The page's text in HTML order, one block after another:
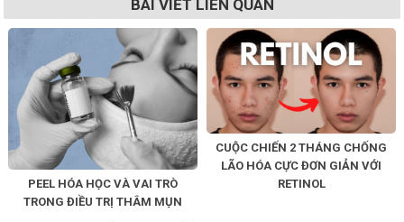
BÀI VIẾT LIÊN QUAN
PEEL HÓA HỌC VÀ VAI TRÒ
TRONG ĐIỀU TRỊ THÂM MỤN
CUỘC CHIẾN 2 THÁNG CHỐNG
LÃO HÓA CỰC ĐƠN GIẢN VỚI
RETINOL